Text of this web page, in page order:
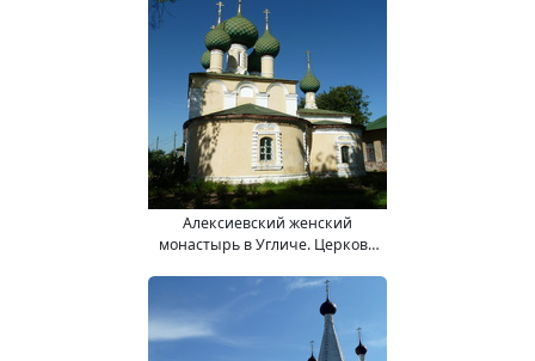
Алексиевский женский
монастырь в Угличе. Церковь
Предтечи.